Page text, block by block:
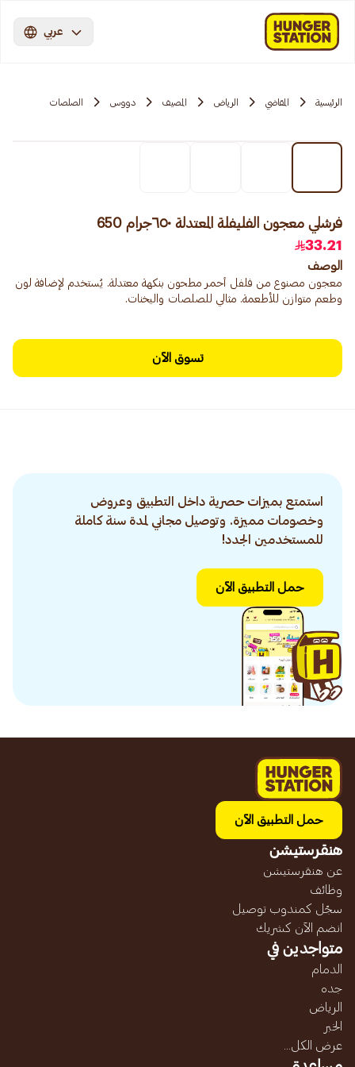
عربي
الرئيسية المقاضي الرياض المصيف دووس الصلصات
فرشلي معجون الفليفلة المعتدلة ٦٥٠جرام 650
33.21
الوصف
معجون مصنوع من فلفل أحمر مطحون بنكهة معتدلة. يُستخدم لإضافة لون
وطعم متوازن للأطعمة. مثالي للصلصات واليخنات.
تسوق الآن
استمتع بميزات حصرية داخل التطبيق وعروض
وخصومات مميزة. وتوصيل مجاني لمدة سنة كاملة
للمستخدمين الجدد!
حمل التطبيق الآن
حمل التطبيق الآن
هنقرستيشن
عن هنقرستيشن
وظائف
سجّل كمندوب توصيل
انضم الآن كشريك
متواجدين في
الدمام
جده
الرياض
الخبر
عرض الكل...